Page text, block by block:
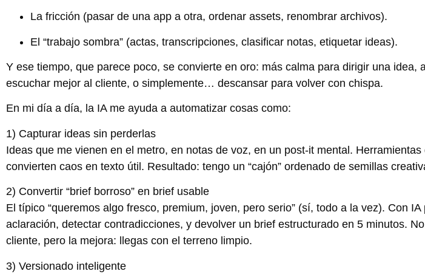
La fricción (pasar de una app a otra, ordenar assets, renombrar archivos).
El “trabajo sombra” (actas, transcripciones, clasificar notas, etiquetar ideas).
Y ese tiempo, que parece poco, se convierte en oro: más calma para dirigir una idea,
escuchar mejor al cliente, o simplemente… descansar para volver con chispa.
En mi día a día, la IA me ayuda a automatizar cosas como:
1) Capturar ideas sin perderlas
Ideas que me vienen en el metro, en notas de voz, en un post-it mental.
convierten caos en texto útil. Resultado: tengo un “cajón” ordenado de semillas
2) Convertir “brief borroso” en brief usable
El típico “queremos algo fresco, premium, joven, pero serio” (sí, todo a la vez). Con
aclaración, detectar contradicciones, y devolver un brief estructurado en 5 minutos.
cliente, pero la mejora: llegas con el terreno limpio.
3) Versionado inteligente